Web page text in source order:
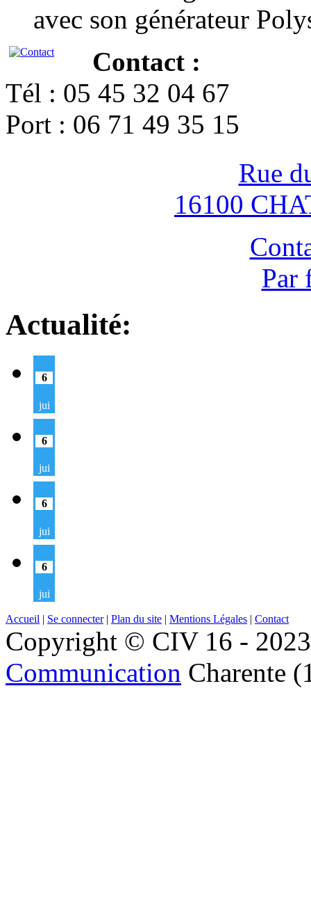
avec son générateur
Contact :
Tél : 05 45 32 04 67
Port : 06 71 49 35 15
Rue
16100
Par
Actualité:
6
jui
6
jui
6
jui
6
jui
Accueil | Se connecter| Plan du site | Mentions Légales | Contact
Copyright © CIV 16 -
Communication Charente